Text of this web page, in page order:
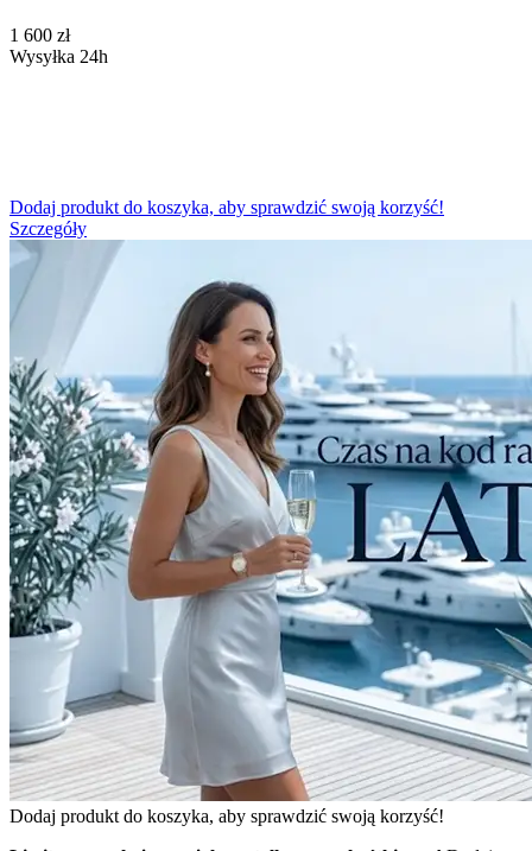
‍1 600‍ zł
Wysyłka 24h
Dodaj produkt do koszyka, aby sprawdzić swoją korzyść!
Szczegóły
Dodaj produkt do koszyka, aby sprawdzić swoją korzyść!